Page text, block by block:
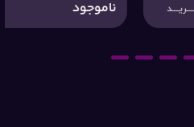
2
3
4
5